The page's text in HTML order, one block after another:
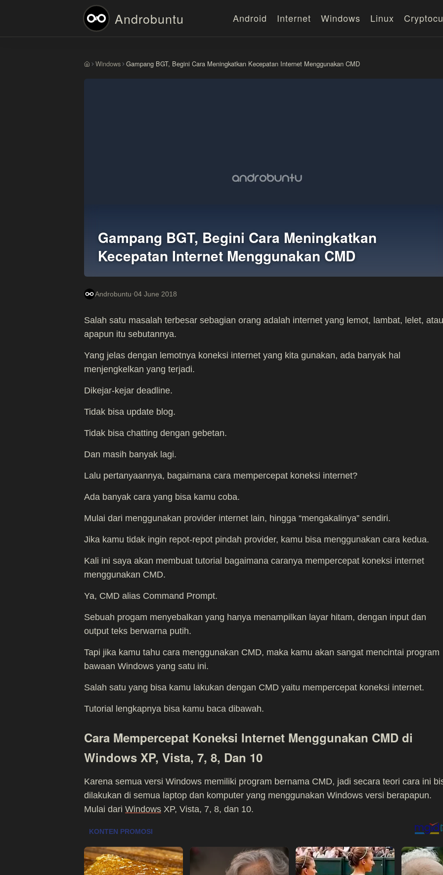
Androbuntu Android Internet Windows Linux
BerandaWindows Gampang BGT, Begini Cara Meningkatkan Kecepatan Internet Menggunakan CMD
Gampang BGT, Begini Cara Meningkatkan
Kecepatan Internet Menggunakan CMD
Androbuntu·04 June 2018
Salah satu masalah terbesar sebagian orang adalah internet yang lemot, lambat, lelet, atau
apapun itu sebutannya.
Yang jelas dengan lemotnya koneksi internet yang kita gunakan, ada banyak hal
menjengkelkan yang terjadi.
Dikejar-kejar deadline.
Tidak bisa update blog.
Tidak bisa chatting dengan gebetan.
Dan masih banyak lagi.
Lalu pertanyaannya, bagaimana cara mempercepat koneksi internet?
Ada banyak cara yang bisa kamu coba.
Mulai dari menggunakan provider internet lain, hingga “mengakalinya” sendiri.
Jika kamu tidak ingin repot-repot pindah provider, kamu bisa menggunakan cara kedua.
Kali ini saya akan membuat tutorial bagaimana caranya mempercepat koneksi internet
menggunakan CMD.
Ya, CMD alias Command Prompt.
Sebuah progam menyebalkan yang hanya menampilkan layar hitam, dengan input dan
output teks berwarna putih.
Tapi jika kamu tahu cara menggunakan CMD, maka kamu akan sangat mencintai program
bawaan Windows yang satu ini.
Salah satu yang bisa kamu lakukan dengan CMD yaitu mempercepat koneksi internet.
Tutorial lengkapnya bisa kamu baca dibawah.
Cara Mempercepat Koneksi Internet Menggunakan CMD di
Windows XP, Vista, 7, 8, Dan 10
Karena semua versi Windows memiliki program bernama CMD, jadi secara teori cara ini
dilakukan di semua laptop dan komputer yang menggunakan Windows versi berapapun.
Mulai dari Windows XP, Vista, 7, 8, dan 10.